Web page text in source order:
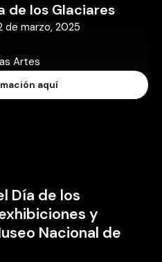
de los Glaciares
de marzo, 2025
Artes
aquí
Día de los
y
Nacional de